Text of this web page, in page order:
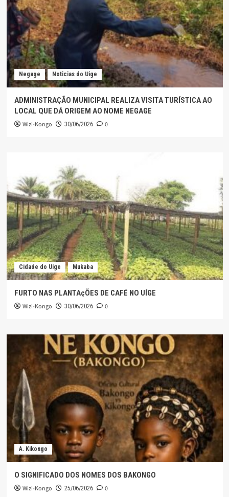
Negage Noticias do Uige
ADMINISTRAÇÃO MUNICIPAL REALIZA VISITA TURÍSTICA AO
LOCAL QUE DÁ ORIGEM AO NOME NEGAGE
Wizi-Kongo 30/06/2026 0
Cidade do Uíge Mukaba
FURTO NAS PLANTAçÕES DE CAFÉ NO UÍGE
Wizi-Kongo 30/06/2026 0
A. Kikongo
O SIGNIFICADO DOS NOMES DOS BAKONGO
Wizi-Kongo 25/06/2026 0